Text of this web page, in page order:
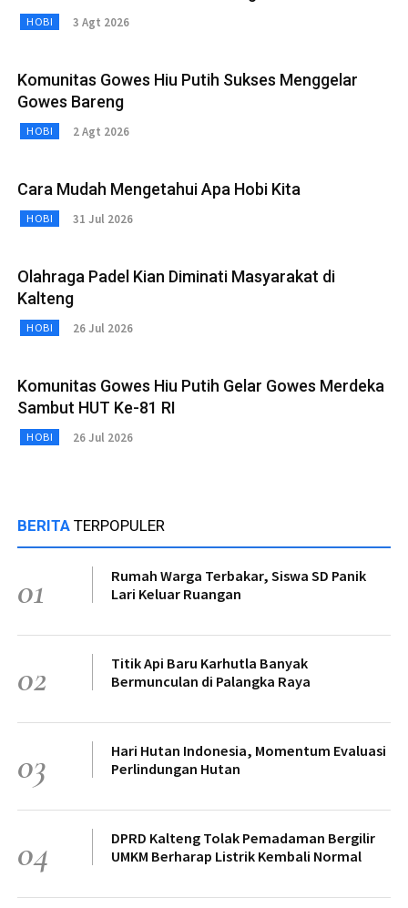
HOBI 3 Agt 2026
Komunitas Gowes Hiu Putih Sukses Menggelar
Gowes Bareng
HOBI 2 Agt 2026
Cara Mudah Mengetahui Apa Hobi Kita
HOBI 31 Jul 2026
Olahraga Padel Kian Diminati Masyarakat di
Kalteng
HOBI 26 Jul 2026
Komunitas Gowes Hiu Putih Gelar Gowes Merdeka
Sambut HUT Ke-81 RI
HOBI 26 Jul 2026
BERITA TERPOPULER
01
Rumah Warga Terbakar, Siswa SD Panik
Lari Keluar Ruangan
02
Titik Api Baru Karhutla Banyak
Bermunculan di Palangka Raya
03
Hari Hutan Indonesia, Momentum Evaluasi
Perlindungan Hutan
04
DPRD Kalteng Tolak Pemadaman Bergilir
UMKM Berharap Listrik Kembali Normal